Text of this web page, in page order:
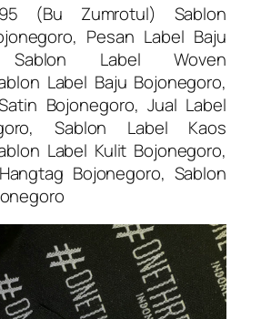
(Bu Zumrotul) Sablon
Pesan Label Baju
Sablon Label Woven
Label Baju Bojonegoro,
Bojonegoro, Jual Label
Sablon Label Kaos
Label Kulit Bojonegoro,
Bojonegoro, Sablon